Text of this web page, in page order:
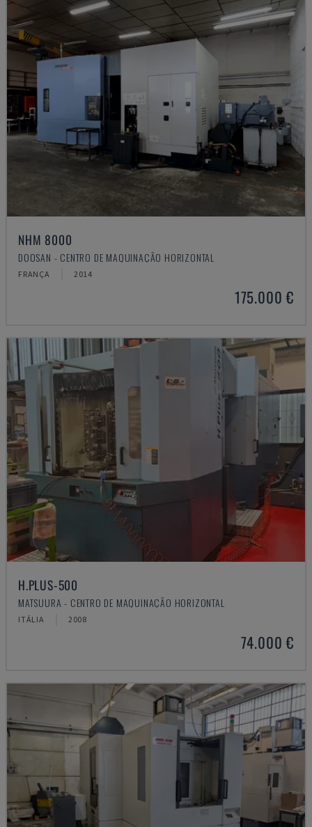
NHM 8000
DOOSAN - CENTRO DE MAQUINAÇÃO HORIZONTAL
FRANÇA 2014
175.000 €
H.PLUS-500
MATSUURA - CENTRO DE MAQUINAÇÃO HORIZONTAL
ITÁLIA 2008
74.000 €